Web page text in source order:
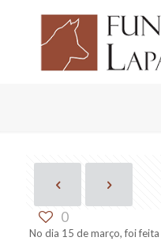
0
No dia 15 de março, foi